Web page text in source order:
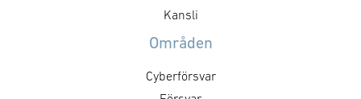
Kansli
Områden
Cyberförsvar